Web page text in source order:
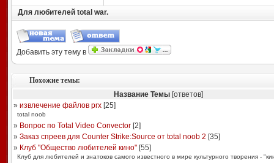
Для любителей total war.
Добавить эту тему в
Похожие темы:
Название Темы[ответов]
» извлечение файлов prx[25]
total noob
» Вопрос по Total Video Convector[2]
» Заказ спреев для Counter Strike:Source от total noob 2 [35]
» Клуб "Общество любителей кино"[55]
Клуб для любителей и знатоков самого известного в мире культурного творения -